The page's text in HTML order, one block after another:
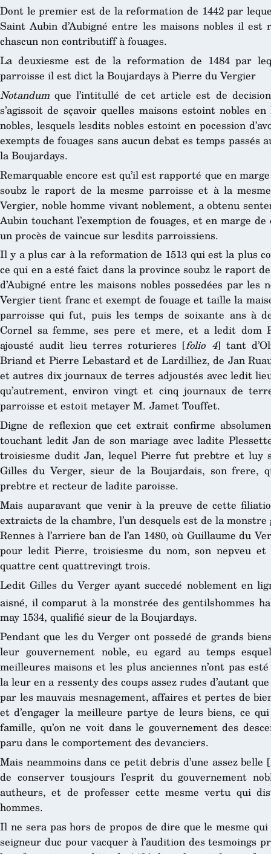
Dont le premier est de la reformation de 1442 par
Saint Aubin d’Aubigné entre les maisons nobles il
chascun non contributiff à fouages.
La deuxiesme est de la reformation de 1484 par
parroisse il est dict la Boujardays à Pierre du Vergier
Notandum que l’intitullé de cet article est de
s’agissoit de sçavoir quelles maisons estoint nobles
nobles, lesquels lesdits nobles estoint en pocession
exempts de fouages sans aucun debat es temps passés
la Boujardays.
Remarquable encore est qu’il est rapporté que en
soubz le raport de la mesme parroisse et à la
Vergier, noble homme vivant noblement, a obtenu
Aubin touchant l’exemption de fouages, et en marge
un procès de vaincue sur lesdits parroissiens.
Il y a plus car à la reformation de 1513 qui est la plus
ce qui en a esté faict dans la province soubz le raport
d’Aubigné entre les maisons nobles possedées par
Vergier tient franc et exempt de fouage et taille la
parroisse qui fut, puis les temps de soixante ans à
Cornel sa femme, ses pere et mere, et a ledit dom
ajousté audit lieu terres roturieres [folio 4] tant
Briand et Pierre Lebastard et de Lardilliez, de Jan
et autres dix journaux de terres adjoustés avec ledit
qu’autrement, environ vingt et cinq journaux de
parroisse et estoit metayer M. Jamet Touffet.
Digne de reflexion que cet extrait confirme
touchant ledit Jan de son mariage avec ladite
troisiesme dudit Jan, lequel Pierre fut prebtre et luy
Gilles du Verger, sieur de la Boujardais, son frere,
prebtre et recteur de ladite paroisse.
Mais auparavant que venir à la preuve de cette
extraicts de la chambre, l’un desquels est de la monstre
Rennes à l’arriere ban de l’an 1480, où Guillaume du
pour ledit Pierre, troisiesme du nom, son nepveu
quattre cent quattrevingt trois.
Ledit Gilles du Verger ayant succedé noblement en
aisné, il comparut à la monstrée des gentilshommes
may 1534, qualifié sieur de la Boujardays.
Pendant que les du Verger ont possedé de grands
leur gouvernement noble, eu egard au temps
meilleures maisons et les plus anciennes n’ont pas
la leur en a ressenty des coups assez rudes d’autant
par les mauvais mesnagement, affaires et pertes de
et d’engager la meilleure partye de leurs biens, ce
famille, qu’on ne voit dans le gouvernement des
paru dans le comportement des devanciers.
Mais neammoins dans ce petit debris d’une assez belle [
de conserver tousjours l’esprit du gouvernement
autheurs, et de professer cette mesme vertu qui
hommes.
Il ne sera pas hors de propos de dire que le mesme
seigneur duc pour vacquer à l’audition des tesmoings